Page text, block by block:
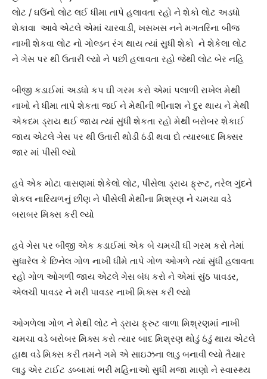
લોટ / ઘઉંનો લોટ લઈ ધીમા તાપે હલાવતા રહો ને શેકો લોટ અડધો
શેકાવા આવે એટલે એમાં ચારવાડી, ખસખસ નને મગતરિના બીજ
નાખી શેકવા લોટ નો ગોલ્ડન રંગ થાય ત્યાં સુધી શેકો ને શેકેલા લોટ
ને ગેસ પર થી ઉતારી લ્યો ને પછી હલાવતા રહો જેથી લોટ બેર નહિ
બીજી કડાઈમાં અડધો કપ ઘી ગરમ કરો એમાં પલાળી રાખેલ મેથી
નાખો ને ધીમા તાપે શેકતા જઈ ને મેથીની ભીનાશ ને દુર થાય ને મેથી
એકદમ ડ્રાય થઈ જાય ત્યાં સુંધી શેકતા રહો મેથી બરોબર શેકાઈ
જાય એટલે ગેસ પર થી ઉતારી થોડી ઠંડી થવા દો ત્યારબાદ મિક્સર
જાર માં પીસી લ્યો
હવે એક મોટા વાસણમાં શેકેલો લોટ, પીસેલા ડ્રાય ફ્રૂટ, તરેલ ગુંદને
શેકલ નારિયળનું છીણ ને પીસેલી મેથીના મિશ્રણ ને ચમચા વડે
બરાબર મિક્સ કરી લ્યો
હવે ગેસ પર બીજી એક કડાઈમાં એક બે ચમચી ઘી ગરમ કરો તેમાં
સુધારેલ કે છિનેલ ગોળ નાખી ધીમે તાપે ગોળ ઓગળે ત્યાં સુંધી હલાવતા
રહો ગોળ ઓગળી જાય એટલે ગેસ બંધ કરો ને એમાં સુંઠ પાવડર,
એલચી પાવડર ને મરી પાવડર નાખી મિક્સ કરી લ્યો
ઓગળેલા ગોળ ને મેથી લોટ ને ડ્રાય ફ્રુટ વાળા મિશ્રણમાં નાખી
ચમચા વડે બરોબર મિક્સ કરો ત્યાર બાદ મિશ્રણ થોડું ઠંડું થાય એટલે
હાથ વડે મિક્સ કરી તમને ગમે એ સાઇઝના લાડુ બનાવી લ્યો તૈયાર
લાડુ એર ટાઈટ ડબ્બામાં ભરી મહિનાઓ સુધી મજા માણો ને સ્વાસ્થ્ય